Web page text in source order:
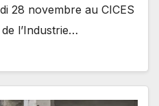
28 novembre au CICES
l’Industrie…